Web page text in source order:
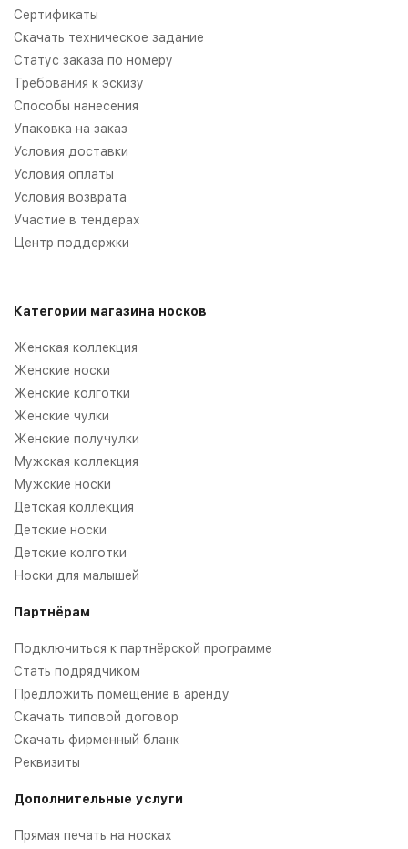
Сертификаты
Скачать техническое задание
Статус заказа по номеру
Требования к эскизу
Способы нанесения
Упаковка на заказ
Условия доставки
Условия оплаты
Условия возврата
Участие в тендерах
Центр поддержки
Категории магазина носков
Женская коллекция
Женские носки
Женские колготки
Женские чулки
Женские получулки
Мужская коллекция
Мужские носки
Детская коллекция
Детские носки
Детские колготки
Носки для малышей
Партнёрам
Подключиться к партнёрской программе
Стать подрядчиком
Предложить помещение в аренду
Скачать типовой договор
Скачать фирменный бланк
Реквизиты
Дополнительные услуги
Прямая печать на носках